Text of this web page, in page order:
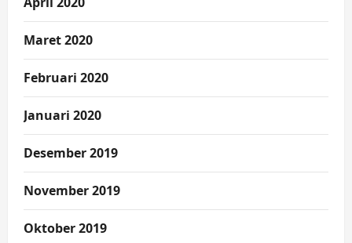
Maret 2020
Februari 2020
Januari 2020
Desember 2019
November 2019
Oktober 2019